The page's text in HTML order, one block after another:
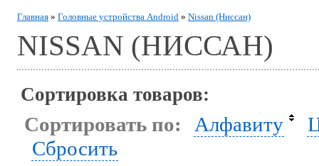
Главная » Головные устройства Android » Nissan (Ниссан)
NISSAN (НИССАН)
Сортировка товаров:
Сортировать по: Алфавиту
Сбросить